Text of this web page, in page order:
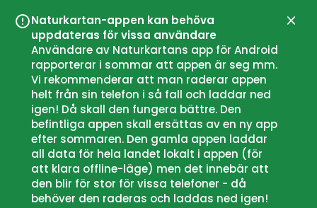
Naturkartan-appen kan behöva
uppdateras för vissa användare
Användare av Naturkartans app för Android
rapporterar i sommar att appen är seg mm.
Vi rekommenderar att man raderar appen
helt från sin telefon i så fall och laddar ned
igen! Då skall den fungera bättre. Den
befintliga appen skall ersättas av en ny app
efter sommaren. Den gamla appen laddar
all data för hela landet lokalt i appen (för
att klara offline-läge) men det innebär att
den blir för stor för vissa telefoner - då
behöver den raderas och laddas ned igen!